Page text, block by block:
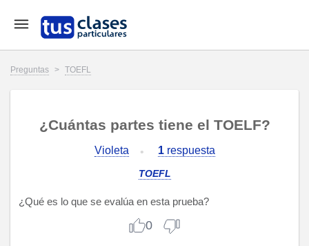
Preguntas > TOEFL
¿Cuántas partes tiene el TOELF?
Violeta 1respuesta
TOEFL
¿Qué es lo que se evalúa en esta prueba?
0